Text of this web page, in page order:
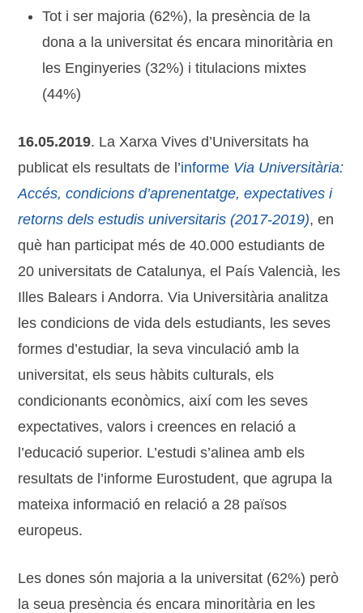
Tot i ser majoria (62%), la presència de la
dona a la universitat és encara minoritària en
les Enginyeries (32%) i titulacions mixtes
(44%)
16.05.2019. La Xarxa Vives d’Universitats ha
publicat els resultats de l’informe Via Universitària:
Accés, condicions d’aprenentatge, expectatives i
retorns dels estudis universitaris (2017-2019), en
què han participat més de 40.000 estudiants de
20 universitats de Catalunya, el País Valencià, les
Illes Balears i Andorra. Via Universitària analitza
les condicions de vida dels estudiants, les seves
formes d’estudiar, la seva vinculació amb la
universitat, els seus hàbits culturals, els
condicionants econòmics, així com les seves
expectatives, valors i creences en relació a
l’educació superior. L’estudi s’alinea amb els
resultats de l’informe Eurostudent, que agrupa la
mateixa informació en relació a 28 països
europeus.
Les dones són majoria a la universitat (62%) però
la seua presència és encara minoritària en les